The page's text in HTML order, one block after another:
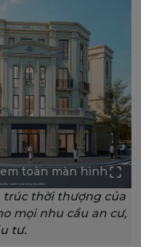
toàn màn hình
trúc thời thượng của
mọi nhu cầu an cư,
tư.